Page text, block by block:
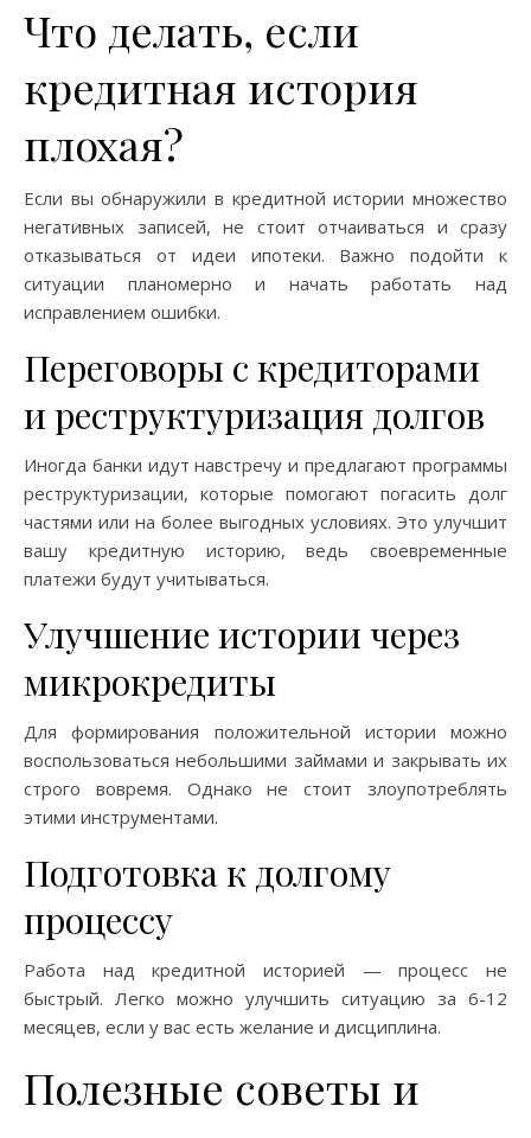
Что делать, если
кредитная история
плохая?
Если вы обнаружили в кредитной истории множество
негативных записей, не стоит отчаиваться и сразу
отказываться от идеи ипотеки. Важно подойти к
ситуации планомерно и начать работать над
исправлением ошибки.
Переговоры с кредиторами
и реструктуризация долгов
Иногда банки идут навстречу и предлагают программы
реструктуризации, которые помогают погасить долг
частями или на более выгодных условиях. Это улучшит
вашу кредитную историю, ведь своевременные
платежи будут учитываться.
Улучшение истории через
микрокредиты
Для формирования положительной истории можно
воспользоваться небольшими займами и закрывать их
строго вовремя. Однако не стоит злоупотреблять
этими инструментами.
Подготовка к долгому
процессу
Работа над кредитной историей — процесс не
быстрый. Легко можно улучшить ситуацию за 6-12
месяцев, если у вас есть желание и дисциплина.
Полезные советы и